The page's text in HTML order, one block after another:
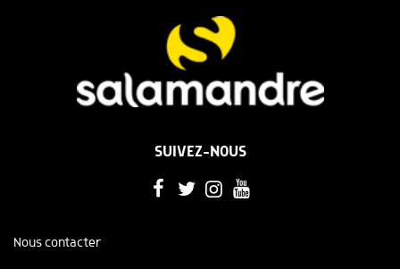
SUIVEZ-NOUS
Nous contacter